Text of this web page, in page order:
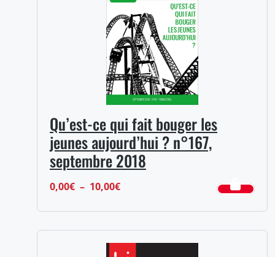
Qu’est-ce qui fait bouger les
jeunes aujourd’hui ? n°167,
septembre 2018
0,00€ – 10,00€Plage
0,00€